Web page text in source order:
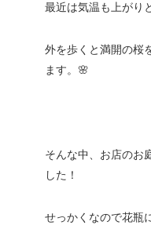
最近は気温も上がり
外を歩くと満開の桜
ます。🌸
そんな中、お店のお
した！
せっかくなので花瓶